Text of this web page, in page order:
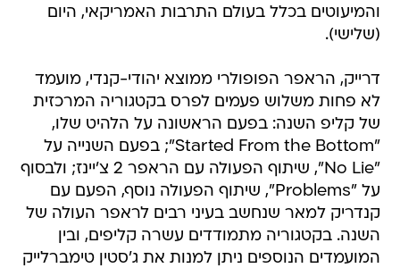
והמיעוטים בכלל בעולם התרבות האמריקאי, היום
(שלישי).
דרייק, הראפר הפופולרי ממוצא יהודי-קנדי, מועמד
לא פחות משלוש פעמים לפרס בקטגוריה המרכזית
של קליפ השנה: בפעם הראשונה על הלהיט שלו,
"Started From the Bottom"; בפעם השנייה על
"No Lie", שיתוף הפעולה עם הראפר 2 צ'יינז; ולבסוף
על "Problems", שיתוף הפעולה נוסף, הפעם עם
קנדריק למאר שנחשב בעיני רבים לראפר העולה של
השנה. בקטגוריה מתמודדים עשרה קליפים, ובין
המועמדים הנוספים ניתן למנות את ג'סטין טימברלייק